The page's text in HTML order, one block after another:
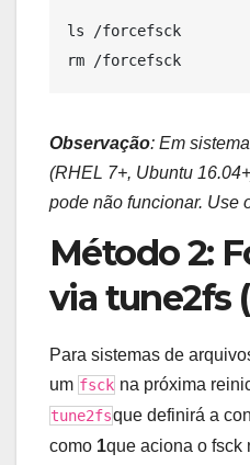
ls /forcefsck
Observação: Em
(RHEL 7+, Ubuntu
pode não funcionar. Use
Método 2:
via tune2fs
Para sistemas de
um fsck na próxima
tune2fsque definirá a
como 1que aciona o fsck